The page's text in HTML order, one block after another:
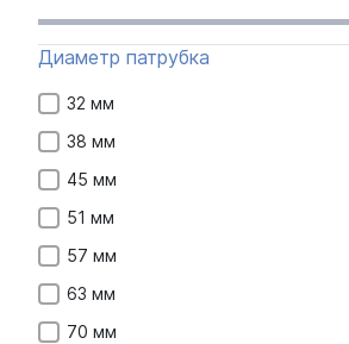
Диаметр патрубка
32 мм
38 мм
45 мм
51 мм
57 мм
63 мм
70 мм